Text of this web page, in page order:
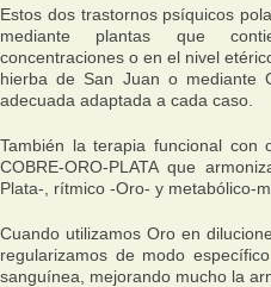
Estos dos trastornos psíquicos
mediante plantas que
concentraciones o en el nivel
hierba de San Juan o mediante
adecuada adaptada a cada caso.
También la terapia funcional con
COBRE-ORO-PLATA que
Plata-, rítmico -Oro- y metabólico-
Cuando utilizamos Oro en
regularizamos de modo
sanguínea, mejorando mucho la